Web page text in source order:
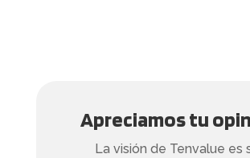
Apreciamos tu
La visión de Tenvalue es